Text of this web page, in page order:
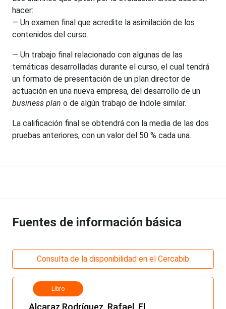
hacer:
— Un examen final que acredite la asimilación de los
contenidos del curso.
— Un trabajo final relacionado con algunas de las
temáticas desarrolladas durante el curso, el cual tendrá
un formato de presentación de un plan director de
actuación en una nueva empresa, del desarrollo de un
business plan o de algún trabajo de índole similar.
La calificación final se obtendrá con la media de las dos
pruebas anteriores, con un valor del 50 % cada una.
Fuentes de información básica
Consulta de la disponibilidad en el Cercabib
Libro
Alcaraz Rodríguez, Rafael, El